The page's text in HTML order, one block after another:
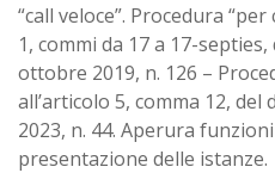
“call veloce”. Procedura
1, commi da 17 a 17-
ottobre 2019, n. 126 –
all’articolo 5, comma 12,
2023, n. 44. Aperura
presentazione delle istanze.